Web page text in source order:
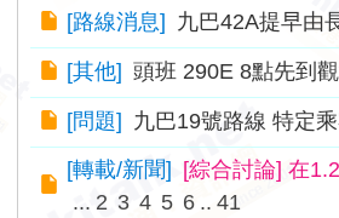
[路線消息] 九巴42A提早由
[其他] 頭班 290E 8點先到
[問題] 九巴19號路線 特定
[轉載/新聞] [綜合討論] 在
... 2 3 4 5 6 .. 41